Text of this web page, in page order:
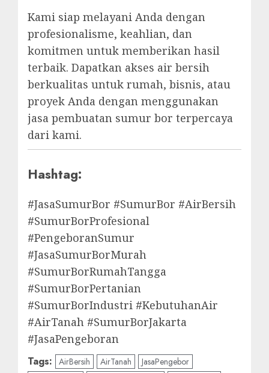
Kami siap melayani Anda dengan
profesionalisme, keahlian, dan
komitmen untuk memberikan hasil
terbaik. Dapatkan akses air bersih
berkualitas untuk rumah, bisnis, atau
proyek Anda dengan menggunakan
jasa pembuatan sumur bor terpercaya
dari kami.
Hashtag:
#JasaSumurBor #SumurBor #AirBersih
#SumurBorProfesional
#PengeboranSumur
#JasaSumurBorMurah
#SumurBorRumahTangga
#SumurBorPertanian
#SumurBorIndustri #KebutuhanAir
#AirTanah #SumurBorJakarta
#JasaPengeboran
Tags: AirBersih AirTanah
JasaPengebor